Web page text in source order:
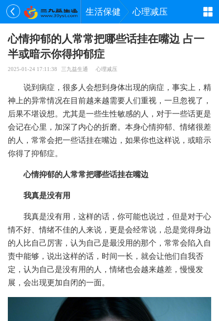
生活保健 心理减压
心情抑郁的人常常把哪些话挂在嘴边 占一
半或暗示你得抑郁症
2025-01-24 17:11:38 三九益生通 心理减压
说到病症，很多人会想到身体出现的病症，事实上，精
神上的异常情况在目前越来越需要人们重视，一旦忽视了，
后果不堪设想。尤其是一些生性敏感的人，对于一些话更是
会记在心里，加深了内心的折磨。本身心情抑郁、情绪很差
的人，常常会把一些话挂在嘴边，如果你也这样说，或暗示
你得了抑郁症。
心情抑郁的人常常把哪些话挂在嘴边
我真是没有用
我真是没有用，这样的话，你可能也说过，但是对于心
情不好、情绪不佳的人来说，更是会经常说，总是觉得身边
的人比自己厉害，认为自己是最没用的那个，常常会陷入自
责中能够，说出这样的话，时间一长，就会让他们自我否
定，认为自己是没有用的人，情绪也会越来越差，慢慢发
展，会出现更加自闭的一面。